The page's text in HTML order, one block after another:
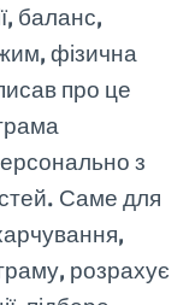
баланс,
фізична
про це
з
Саме для
розрахує